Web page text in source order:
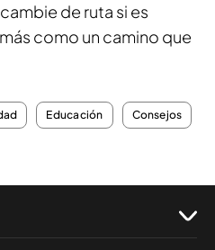
de ruta si es
como un camino que
Educación Consejos